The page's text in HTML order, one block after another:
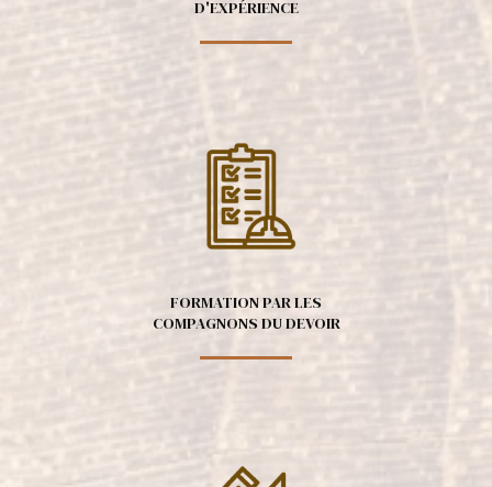
D'EXPÉRIENCE
FORMATION PAR LES
COMPAGNONS DU DEVOIR